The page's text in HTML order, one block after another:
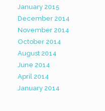
January 2015
December 2014
November 2014
October 2014
August 2014
June 2014
April 2014
January 2014